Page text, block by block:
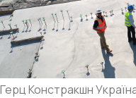
Герц Констракшн